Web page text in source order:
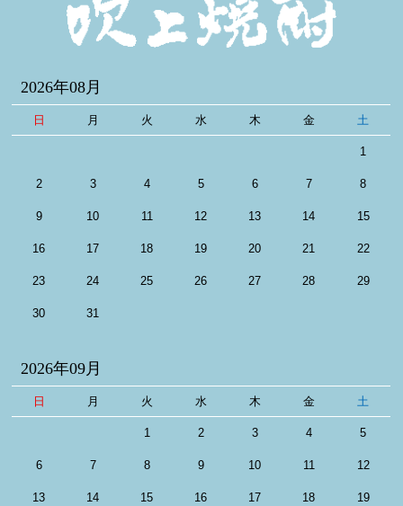
2026年08月
日 月 火 水 木 金 土
1
2 3 4 5 6 7 8
9 10 11 12 13 14 15
16 17 18 19 20 21 22
23 24 25 26 27 28 29
30 31
2026年09月
日 月 火 水 木 金 土
1 2 3 4 5
6 7 8 9 10 11 12
13 14 15 16 17 18 19